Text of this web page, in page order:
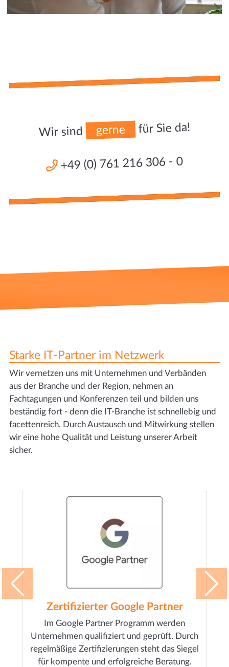
Wir sind gerne für Sie da!
+49 (0) 761 216 306 - 0
Starke IT-Partner im Netzwerk
Wir vernetzen uns mit Unternehmen und Verbänden
aus der Branche und der Region, nehmen an
Fachtagungen und Konferenzen teil und bilden uns
beständig fort - denn die IT-Branche ist schnellebig und
facettenreich. Durch Austausch und Mitwirkung stellen
wir eine hohe Qualität und Leistung unserer Arbeit
sicher.
Zertifizierter Google Partner
Im Google Partner Programm werden
Unternehmen qualifiziert und geprüft. Durch
regelmäßige Zertifizierungen steht das Siegel
für kompente und erfolgreiche Beratung.